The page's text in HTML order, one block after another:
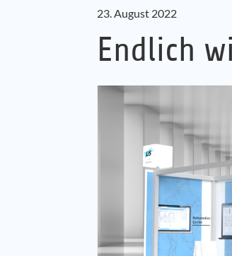
23. August 2022
Endlich